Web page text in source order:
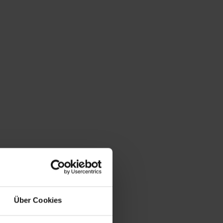
Über Cookies